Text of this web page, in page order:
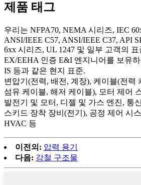
제품 태그
우리는 NFPA70, NEMA 시리즈, IEC
ANSI/IEEE C57, ANSI/IEEE C37, API
6xx 시리즈, UL 1247 및 일부 고객의
EX/EEHA 인증 E&I 엔지니어를 보유
IS 등과 같은 현지 표준.
변압기(전력, 배전, 계장), 케이블(전력
섬유 케이블, 해저 케이블), 모터 제어
발전기 및 모터, 디젤 및 가스 엔진, 통
스키드 장착 장비(전기), 공정 제어 시
HVAC 등
이전의: 압력 용기
다음: 강철 구조물